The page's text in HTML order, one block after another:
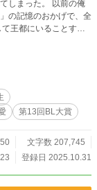
しまった。 以前の俺
の記憶のおかげで、全
フォークナーが治める
の食うべからずと訴え
スの今までとは違う
たフィリアスにだん
た
す。 嫌われからの溺
で応援してくださる
第13回BL大賞
文字数 207,745
登録日 2025.10.31